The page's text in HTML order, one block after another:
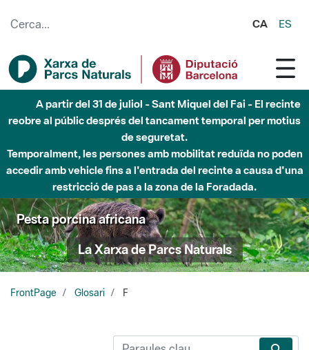
CA ES
A partir del 31 de juliol - Sant Miquel del Fai - El recinte
reobre al públic després del tancament temporal per motius
de seguretat.
Temporalment, les persones amb mobilitat reduïda no poden
accedir amb vehicle fins a l'entrada del recinte a causa d'una
restricció de pas a la zona de la Foradada.
Pesta porcina africana
La Xarxa de Parcs Naturals
FrontPage Glosari F